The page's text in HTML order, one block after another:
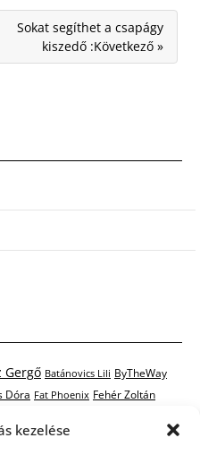
kezelése
Sokat segíthet a csapágy
kiszedő :Következő »
Gergő Batánovics Lili ByTheWay
Dóra Fat Phoenix Fehér Zoltán
László Stone